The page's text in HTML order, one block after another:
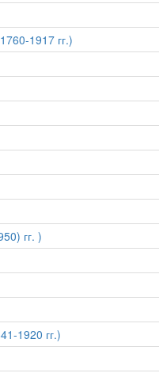
1917 гг.)
гг. )
1920 гг.)